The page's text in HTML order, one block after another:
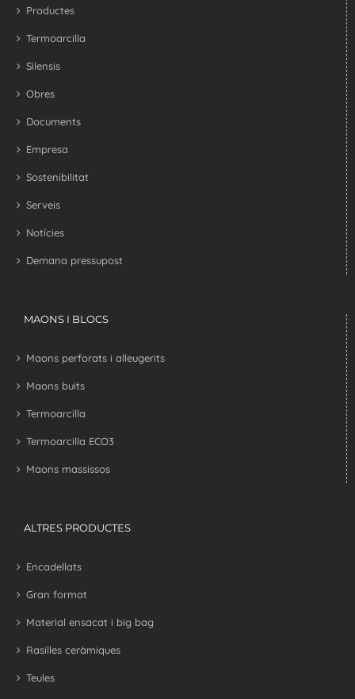
Productes
Termoarcilla
Silensis
Obres
Documents
Empresa
Sostenibilitat
Serveis
Notícies
Demana pressupost
MAONS I BLOCS
Maons perforats i alleugerits
Maons buits
Termoarcilla
Termoarcilla ECO3
Maons massissos
ALTRES PRODUCTES
Encadellats
Gran format
Material ensacat i big bag
Rasilles ceràmiques
Teules